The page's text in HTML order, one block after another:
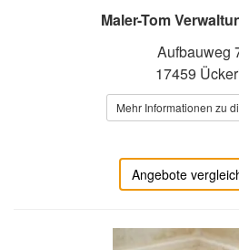
Maler-Tom
Aufbauweg
17459
Mehr Informationen zu
Angebote